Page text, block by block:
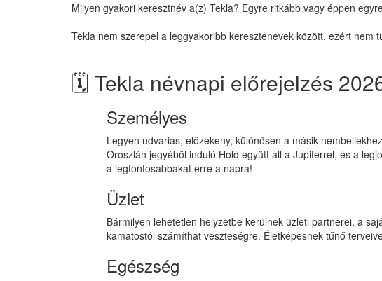
Milyen gyakori keresztnév a(z) Tekla? Egyre ritkább vagy éppen
Tekla nem szerepel a leggyakoribb keresztenevek között, ezért nem
🗓️ Tekla névnapi előrejelzés
Személyes
Legyen udvarias, előzékeny, különösen a másik
Oroszlán jegyéből induló Hold együtt áll a Jupiterrel, és a
a legfontosabbakat erre a napra!
Üzlet
Bármilyen lehetetlen helyzetbe kerülnek üzleti partnerei, a
kamatostól számíthat veszteségre. Életképesnek tűnő
Egészség